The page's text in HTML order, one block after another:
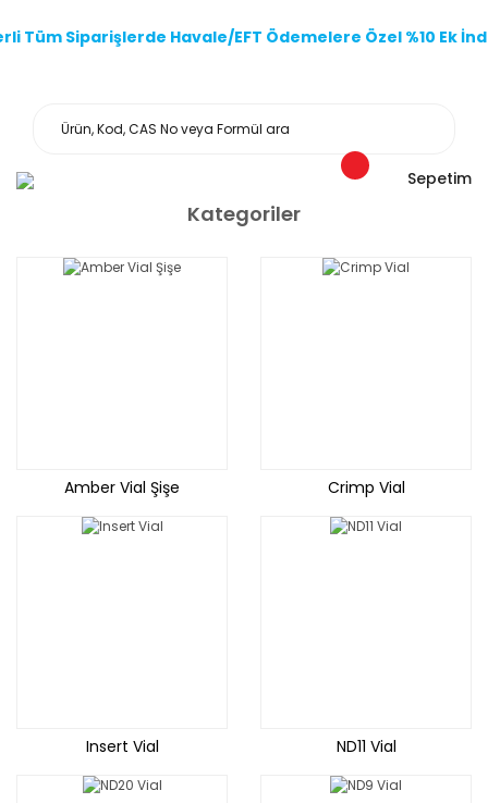
Tüm Siparişlerde Havale/EFT Ödemelere Özel %10 Ek
Sepetim
Kategoriler
Amber Vial Şişe Crimp Vial
Insert Vial ND11 Vial